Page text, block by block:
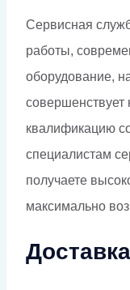
Сервисная
работы,
оборудование,
квалификацию
специалистам
получаете
максимально
Доставка